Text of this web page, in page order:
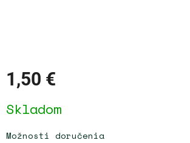
1,50 €
cena:
Skladom
Možnosti doručenia